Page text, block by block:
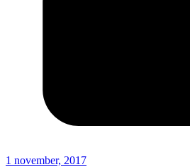
1 november, 2017